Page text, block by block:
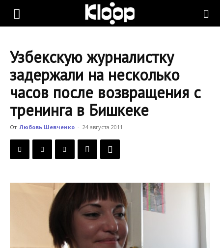
KLOOP.KG
Новости
Кыргызстана
Узбекскую журналистку
задержали на несколько
часов после возвращения с
тренинга в Бишкеке
От Любовь Шевченко - 24 августа 2011